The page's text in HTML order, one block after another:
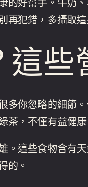
的好幫手。牛奶
再犯錯，多攝取
這
多你忽略的細節
茶，不僅有益健康
。這些食物含有
的。